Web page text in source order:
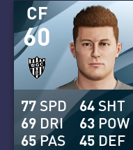
60
CF
77 SPD
69 DRI
65PAS
64 SHT
63 POW
45 DEF